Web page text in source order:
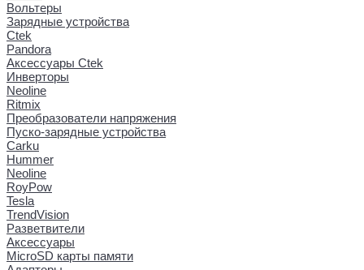
Вольтеры
Зарядные устройства
Ctek
Pandora
Аксессуары Ctek
Инверторы
Neoline
Ritmix
Преобразователи напряжения
Пуско-зарядные устройства
Carku
Hummer
Neoline
RoyPow
Tesla
TrendVision
Разветвители
Аксессуары
MicroSD карты памяти